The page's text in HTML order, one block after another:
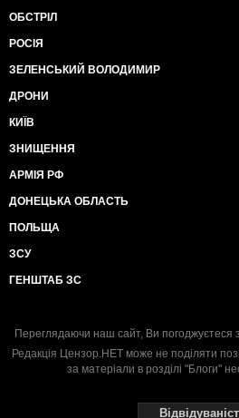
ОБСТРІЛ
РОСІЯ
ЗЕЛЕНСЬКИЙ ВОЛОДИМИР
ДРОНИ
КИЇВ
ЗНИЩЕННЯ
АРМІЯ РФ
ДОНЕЦЬКА ОБЛАСТЬ
ПОЛЬЩА
ЗСУ
ГЕНШТАБ ЗС
Переглядаючи наш сайт, Ви погоджуєтеся з
Редакція Цензор.НЕТ може не поділяти
за матеріали в розділі "Блоги"